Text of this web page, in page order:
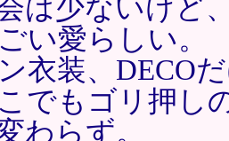
は少ないけど
い愛らしい。
衣装、DECO
でもゴリ押
わらず。